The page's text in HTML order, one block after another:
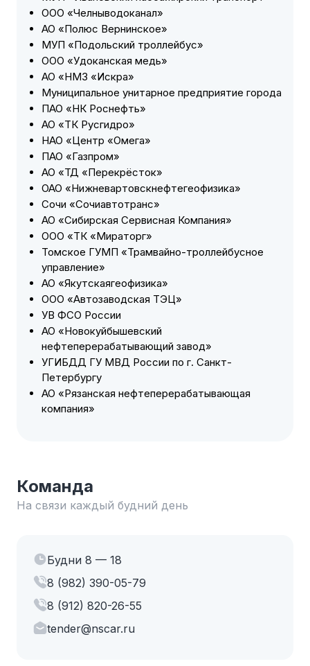
ООО «Челныводоканал»
АО «Полюс Вернинское»
МУП «Подольский троллейбус»
ООО «Удоканская медь»
АО «НМЗ «Искра»
Муниципальное унитарное предприятие города
ПАО «НК Роснефть»
АО «ТК Русгидро»
НАО «Центр «Омега»
ПАО «Газпром»
АО «ТД «Перекрёсток»
ОАО «Нижневартовскнефтегеофизика»
Сочи «Сочиавтотранс»
АО «Сибирская Сервисная Компания»
ООО «ТК «Мираторг»
Томское ГУМП «Трамвайно-троллейбусное
управление»
АО «Якутскаягеофизика»
ООО «Автозаводская ТЭЦ»
УВ ФСО России
АО «Новокуйбышевский
нефтеперерабатывающий завод»
УГИБДД ГУ МВД России по г. Санкт-
Петербургу
АО «Рязанская нефтеперерабатывающая
компания»
Команда
На связи каждый будний день
Будни 8 — 18
8 (982) 390-05-79
8 (912) 820-26-55
tender@nscar.ru